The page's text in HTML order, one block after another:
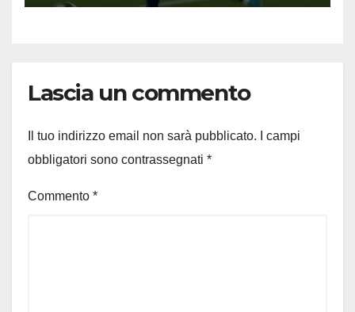
Lascia un commento
Il tuo indirizzo email non sarà pubblicato.
I campi
obbligatori sono contrassegnati *
Commento *